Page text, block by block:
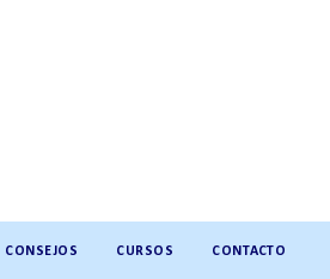
CONSEJOS CURSOS CONTACTO